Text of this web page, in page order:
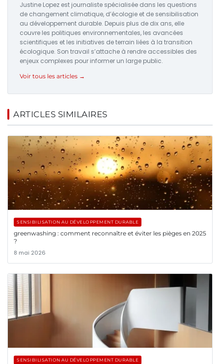
Justine Lopez est journaliste spécialisée dans les questions
de changement climatique, d’écologie et de sensibilisation
au développement durable. Depuis plus de dix ans, elle
couvre les politiques environnementales, les avancées
scientifiques et les initiatives de terrain liées à la transition
écologique. Son travail s’attache à rendre accessibles des
enjeux complexes pour informer un large public.
Voir tous les articles →
ARTICLES SIMILAIRES
SENSIBILISATION AU DÉVELOPPEMENT DURABLE
greenwashing : comment reconnaître et éviter les pièges en 2025
?
8 mai 2026
SENSIBILISATION AU DÉVELOPPEMENT DURABLE